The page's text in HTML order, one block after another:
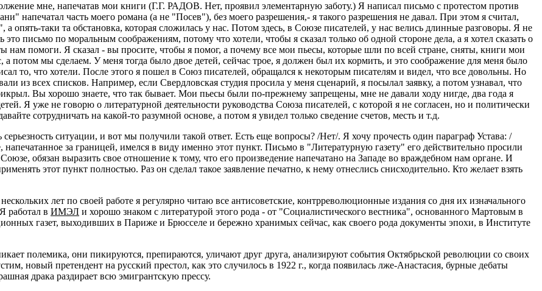
мне, напечатав мои книги (Г.Г. РАДОВ. Нет, проявил элементарную заботу.) Я написал письмо с протестом против
напечатал часть моего романа (а не "Посев"), без моего разрешения,- я такого разрешения не давал. При этом я считал,
опять-таки та обстановка, которая сложилась у нас. Потом здесь, в Союзе писателей, у нас велись длинные разговоры. Я не
письмо по моральным соображениям, потому что хотели, чтобы я сказал только об одной стороне дела, а я хотел сказать о
нам помоги. Я сказал - вы просите, чтобы я помог, а почему все мои пьесы, которые шли по всей стране, сняты, книги мои
а потом мы сделаем. У меня тогда было двое детей, сейчас трое, я должен был их кормить, и это соображение для меня было
то, что хотели. После этого я пошел в Союз писателей, обращался к некоторым писателям и видел, что все довольны. Но
из всех списков. Например, если Свердловская студия просила у меня сценарий, я посылал заявку, а потом узнавал, что
Вы хорошо знаете, что так бывает. Мои пьесы были по-прежнему запрещены, мне не давали ходу нигде, два года я
Я уже не говорю о литературной деятельности руководства Союза писателей, с которой я не согласен, но и политически
сотрудничать на какой-то разумной основе, а потом я увидел только сведение счетов, месть и т.д.
ситуации, и вот мы получили такой ответ. Есть еще вопросы? /Нет/. Я хочу прочесть один параграф Устава: /
напечатанное за границей, имелся в виду именно этот пункт. Письмо в "Литературную газету" его действительно просили
обязан выразить свое отношение к тому, что его произведение напечатано на Западе во враждебном нам органе. И
этот пункт полностью. Раз он сделал такое заявление печатно, к нему отнеслись снисходительно. Кто желает взять
лет по своей работе я регулярно читаю все антисоветские, контрреволюционные издания со дня их изначального
работал в ИМЭЛ и хорошо знаком с литературой этого рода - от "Социалистического вестника", основанного Мартовым в
газет, выходивших в Париже и Брюсселе и бережно хранимых сейчас, как своего рода документы эпохи, в Институте
полемика, они пикируются, препираются, уличают друг друга, анализируют события Октябрьской революции со своих
новый претендент на русский престол, как это случилось в 1922 г., когда появилась лже-Анастасия, бурные дебаты
драка раздирает всю эмигрантскую прессу.